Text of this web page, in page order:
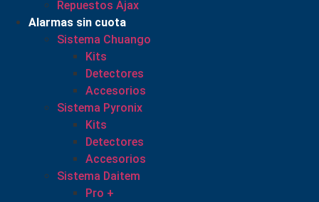
Repuestos Ajax
Alarmas sin cuota
Sistema Chuango
Kits
Detectores
Accesorios
Sistema Pyronix
Kits
Detectores
Accesorios
Sistema Daitem
Pro +